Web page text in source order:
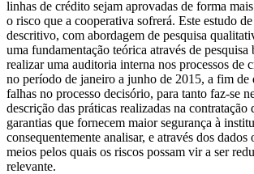
linhas de crédito sejam aprovadas de forma
o risco que a cooperativa sofrerá. Este estudo
descritivo, com abordagem de pesquisa
uma fundamentação teórica através de
realizar uma auditoria interna nos processos de
no período de janeiro a junho de 2015, a fim de
falhas no processo decisório, para tanto faz-se
descrição das práticas realizadas na contratação
garantias que fornecem maior segurança à
consequentemente analisar, e através dos
meios pelos quais os riscos possam vir a ser
relevante.